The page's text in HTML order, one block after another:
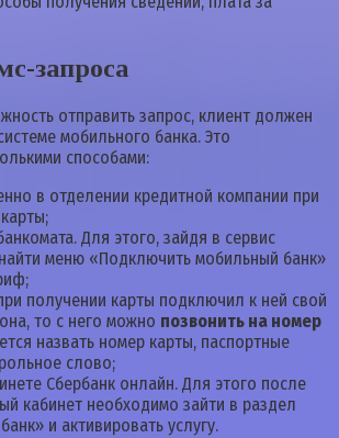
запроса
отправить запрос, клиент должен
мобильного банка. Это
способами:
в отделении кредитной компании при
Для этого, зайдя в сервис
меню «Подключить мобильный банк»
получении карты подключил к ней свой
то с него можно позвонить на номер
назвать номер карты, паспортные
слово;
Сбербанк онлайн. Для этого после
кабинет необходимо зайти в раздел
и активировать услугу.